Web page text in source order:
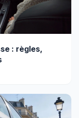
: règles,